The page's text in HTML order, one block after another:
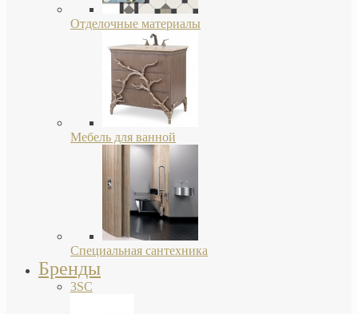
Отделочные материалы
Мебель для ванной
Специальная сантехника
Бренды
3SC